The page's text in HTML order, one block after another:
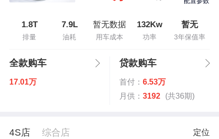
1.8T
排量
7.9L
油耗
暂无数据
用车成本
132Kw
功率
暂无
3年保值率
全款购车
17.01万
贷款购车
首付： 6.53万
月供： 3192 (共36期)
4S店 综合店 定位